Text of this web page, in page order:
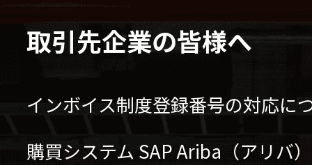
取引先企業の皆様へ
インボイス制度登録番号の対応に
購買システム SAP Ariba（アリバ